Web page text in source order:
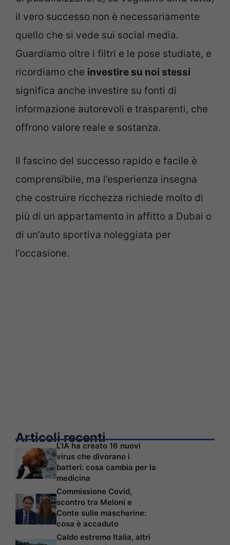
il vero successo non è necessariamente
quello che si vede sui social media.
Guardiamo oltre i filtri e le pose studiate, e
ricordiamo che investire su noi stessi
significa anche investire su fonti di
informazione autorevoli e trasparenti, che
offrono valore reale e sostanza.
Il fascino del successo rapido e facile è
comprensibile, ma l’esperienza insegna
che costruire ricchezza richiede molto di
più di un appartamento in affitto a Dubai o
di un’auto sportiva noleggiata per
l’occasione.
Articoli recenti
L’IA ha creato 16 nuovi
virus che divorano i
batteri: cosa cambia per la
medicina
Commissione Covid,
scontro tra Meloni e
Conte sulle mascherine:
cosa è accaduto
Caldo estremo Italia, altri